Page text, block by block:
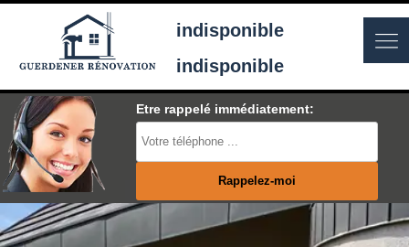
indisponible
indisponible
Etre rappelé immédiatement: